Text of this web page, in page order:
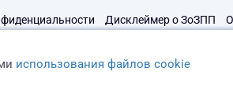
Дисклеймер о ЗоЗПП
использования файлов cookie